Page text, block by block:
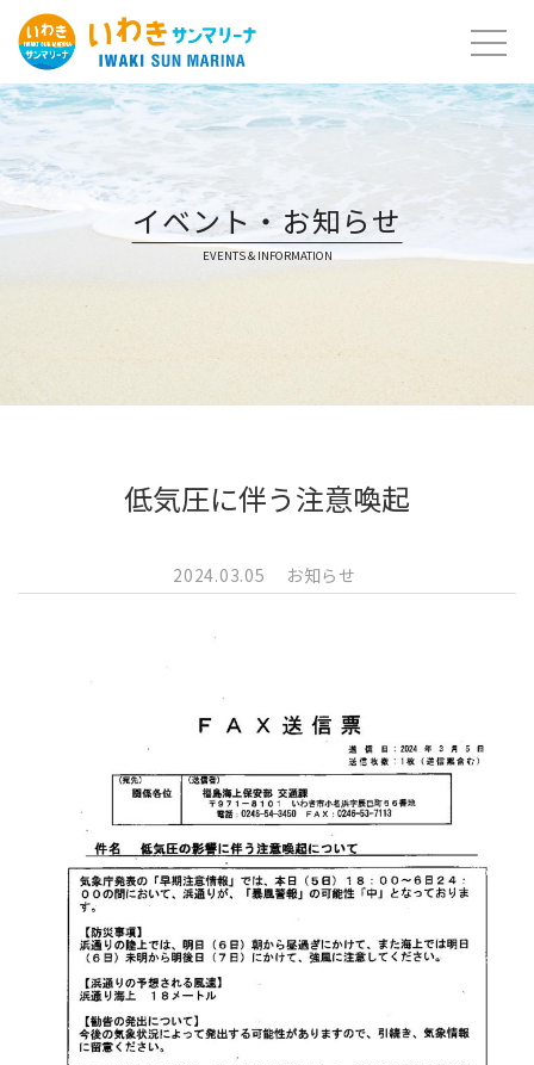
Skip
content
イベント・お知らせ
EVENTS & INFORMATION
低気圧に伴う注意喚起
2024.03.05 お知らせ